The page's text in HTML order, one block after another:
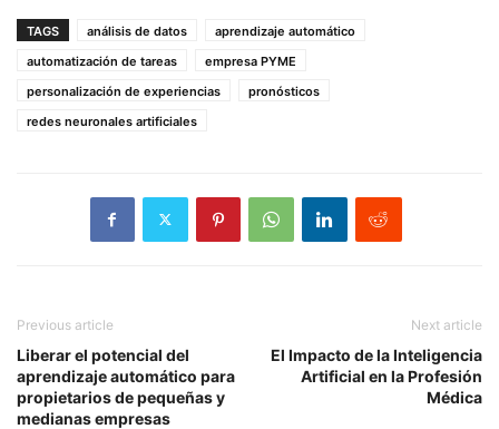
TAGS análisis de datos
aprendizaje automático
automatización de tareas
empresa PYME
personalización de experiencias
pronósticos
redes neuronales artificiales
Previous article
Liberar el potencial del
aprendizaje automático para
propietarios de pequeñas y
medianas empresas
Next article
El Impacto de la Inteligencia
Artificial en la Profesión
Médica